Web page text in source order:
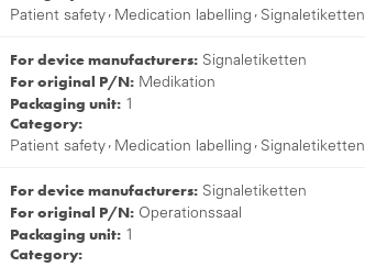
Patient safety , Medication labelling , Signaletiketten
For device manufacturers: Signaletiketten
For original P/N: Medikation
Packaging unit: 1
Category:
Patient safety , Medication labelling , Signaletiketten
For device manufacturers: Signaletiketten
For original P/N: Operationssaal
Packaging unit: 1
Category: